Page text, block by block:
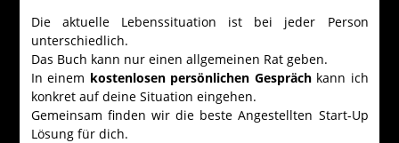
Die aktuelle Lebenssituation ist bei jeder Person
unterschiedlich.
Das Buch kann nur einen allgemeinen Rat geben.
In einem kostenlosen persönlichen Gesprächkann ich
konkret auf deine Situation eingehen.
Gemeinsam finden wir die beste Angestellten Start-Up
Lösung für dich.